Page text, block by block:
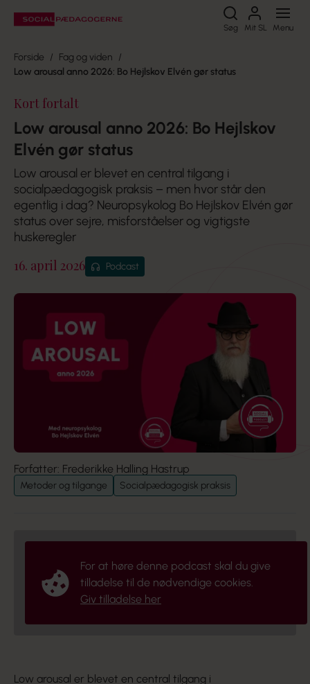
Søg Mit SL Menu
Søg
Forside
Fag og viden
Low arousal anno 2026: Bo Hejlskov Elvén gør status
Kort fortalt
Low arousal anno 2026: Bo Hejlskov
Elvén gør status
Low arousal er blevet en central tilgang i
socialpædagogisk praksis – men hvor står den
egentlig i dag? Neuropsykolog Bo Hejlskov Elvén gør
status over sejre, misforståelser og vigtigste
huskeregler
16. april 2026 Podcast
Forfatter: Frederikke Halling Hastrup
Metoder og tilgange Socialpædagogisk praksis
For at høre denne podcast skal du give
tilladelse til de nødvendige cookies.
Giv tilladelse her
Low arousal er blevet en central tilgang i